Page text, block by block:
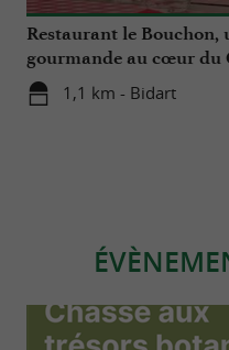
Restaurant le Bouchon,
gourmande au cœur du
Berrua 4* à Bidart
1,1 km - Bidart